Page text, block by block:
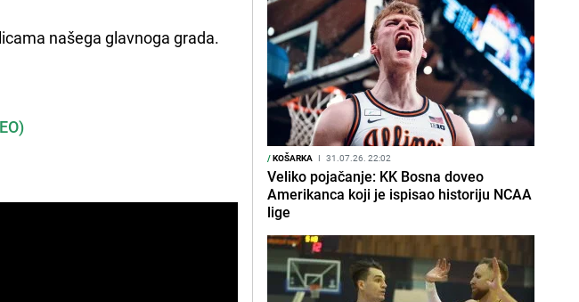
našega glavnoga grada.
/KOŠARKA I 31.07.26. 22:02
Veliko pojačanje: KK Bosna doveo
Amerikanca koji je ispisao historiju NCAA
lige